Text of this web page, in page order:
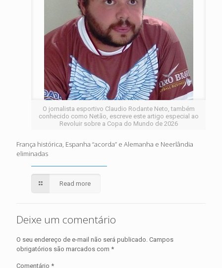
O jornalista esportivo Claudio Rodante Neto, também
conhecido como Netão, escreve este artigo especial ao
Revoluir sobre a Copa do Mundo de 2026
França histórica, Espanha “acorda” e Alemanha e Neerlândia
eliminadas
Read more
Deixe um comentário
O seu endereço de e-mail não será publicado. Campos
obrigatórios são marcados com *
Comentário *